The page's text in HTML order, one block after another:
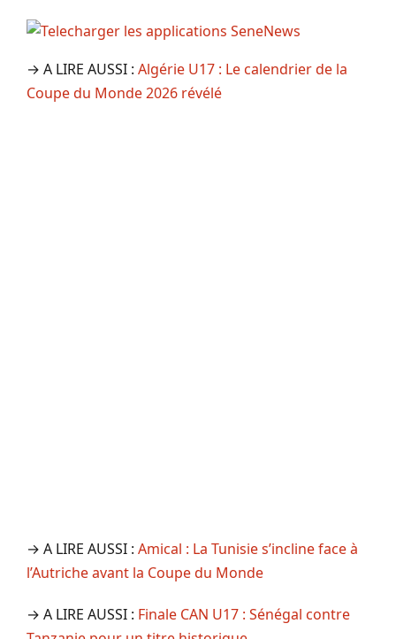
→ A LIRE AUSSI : Algérie U17 : Le calendrier de la
Coupe du Monde 2026 révélé
→ A LIRE AUSSI : Amical : La Tunisie s’incline face à
l’Autriche avant la Coupe du Monde
→ A LIRE AUSSI : Finale CAN U17 : Sénégal contre